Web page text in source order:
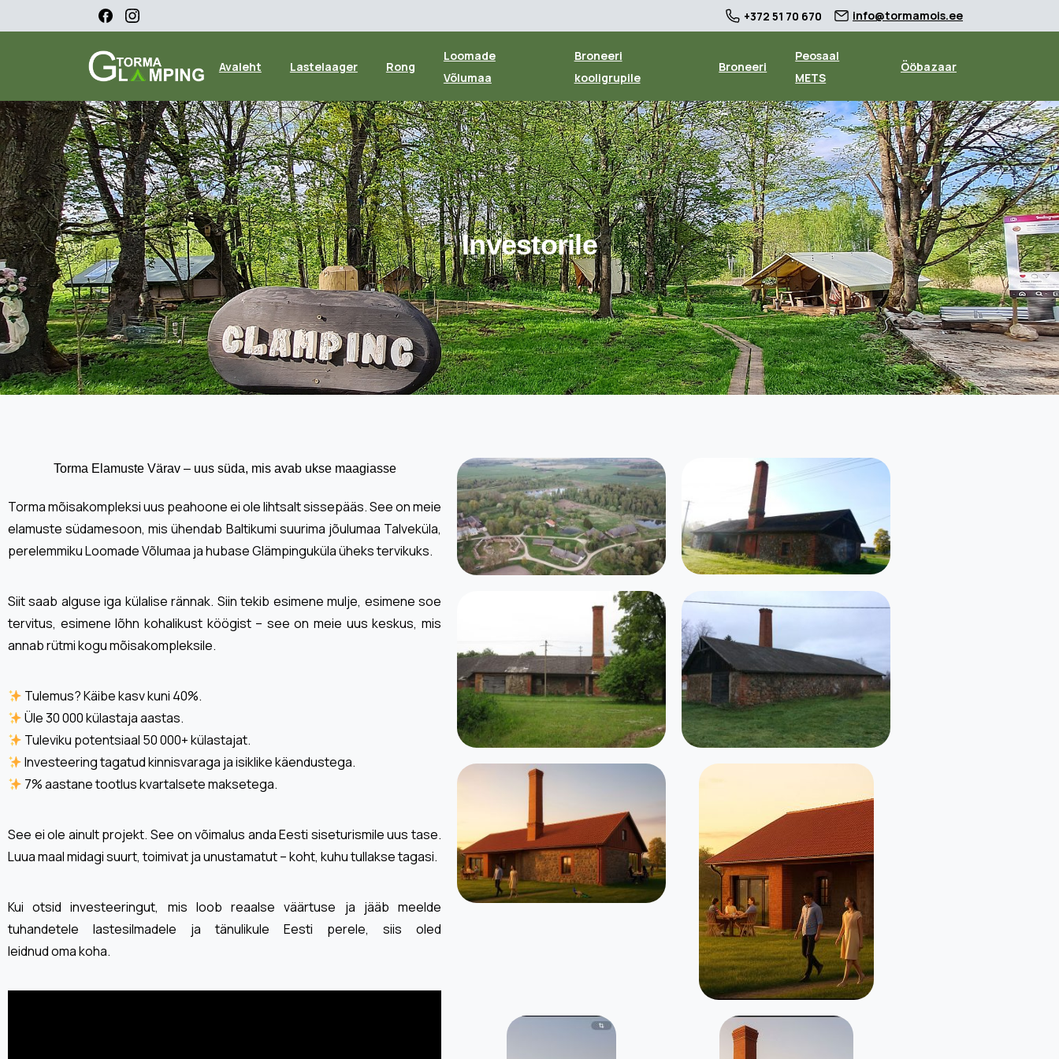
+372 51 70 670 info@tormamois.ee
Avaleht Lastelaager Rong
Loomade
Võlumaa
Broneeri
kooligrupile
Broneeri
Peosaal
METS
Ööbazaar
Investorile
Torma Elamuste Värav – uus süda, mis avab ukse maagiasse
Torma mõisakompleksi uus peahoone ei ole lihtsalt sissepääs. See on meie
elamuste südamesoon, mis ühendab Baltikumi suurima jõulumaa Talveküla,
perelemmiku Loomade Võlumaa ja hubase Glämpinguküla üheks tervikuks.
Siit saab alguse iga külalise rännak. Siin tekib esimene mulje, esimene soe
tervitus, esimene lõhn kohalikust köögist – see on meie uus keskus, mis
annab rütmi kogu mõisakompleksile.
Tulemus? Käibe kasv kuni 40%.
Üle 30 000 külastaja aastas.
Tuleviku potentsiaal 50 000+ külastajat.
Investeering tagatud kinnisvaraga ja isiklike käendustega.
7% aastane tootlus kvartalsete maksetega.
See ei ole ainult projekt. See on võimalus anda Eesti siseturismile uus tase.
Luua maal midagi suurt, toimivat ja unustamatut – koht, kuhu tullakse tagasi.
Kui otsid investeeringut, mis loob reaalse väärtuse ja jääb meelde
tuhandetele lastesilmadele ja tänulikule Eesti perele, siis oled
leidnud oma koha.